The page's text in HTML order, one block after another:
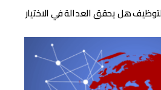
هل يحقق العدالة في الاختيار